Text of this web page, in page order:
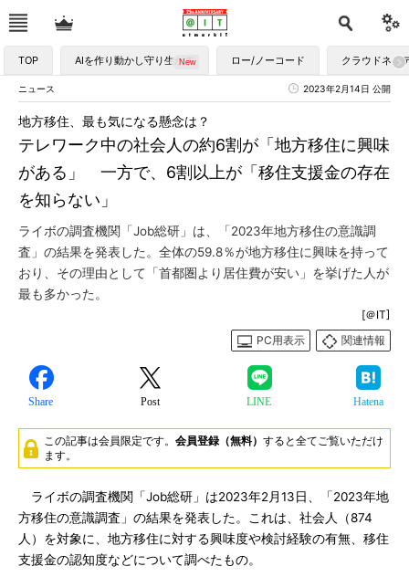
TOP AIを作り動かし守り生かす ロー/ノーコード クラウドネイ
ニュース 2023年2月14日 公開
テレワーク中の社会人の約6割が「地方移住に興味
がある」 一方で、6割以上が「移住支援金の存在
を知らない」
地方移住、最も気になる懸念は？
ライボの調査機関「Job総研」は、「2023年地方移住の意識調
査」の結果を発表した。全体の59.8％が地方移住に興味を持って
おり、その理由として「首都圏より居住費が安い」を挙げた人が
最も多かった。
[＠IT]
PC用表示
関連情報
Share Post LINE Hatena
この記事は会員限定です。 会員登録（無料） すると全てご覧いただけ
ます。
ライボの調査機関「Job総研」は2023年2月13日、「2023年地
方移住の意識調査」の結果を発表した。これは、社会人（874
人）を対象に、地方移住に対する興味度や検討経験の有無、移住
支援金の認知度などについて調べたもの。